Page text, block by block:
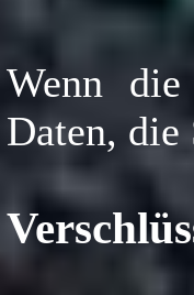
Wenn
Daten,